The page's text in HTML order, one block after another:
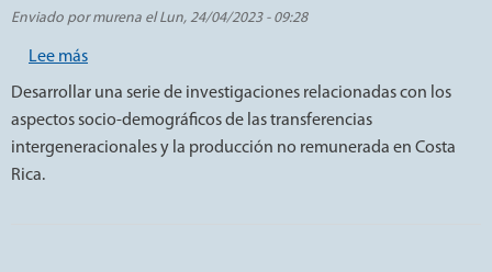
Enviado pormurena elLun, 24/04/2023 - 09:28
Lee mássobre Análisis sociodemográfico de las transferencias
Desarrollar una serie de investigaciones relacionadas con los
aspectos socio-demográficos de las transferencias
intergeneracionales y la producción no remunerada en Costa
Rica.